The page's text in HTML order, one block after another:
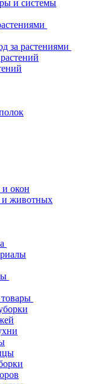
и системы
за растениями
и окон
и животных